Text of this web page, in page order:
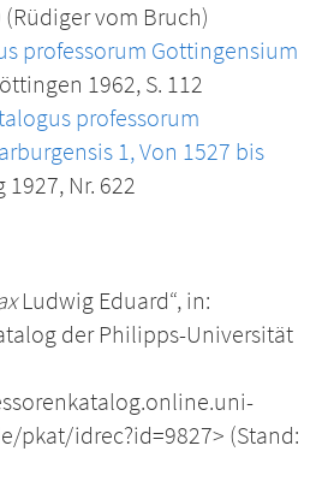
(Rüdiger vom Bruch)
professorum Gottingensium
1962, S. 112
professorum
1, Von 1527 bis
1927, Nr. 622
Ludwig Eduard“, in:
der Philipps-Universität
pkat/idrec?id=9827> (Stand: